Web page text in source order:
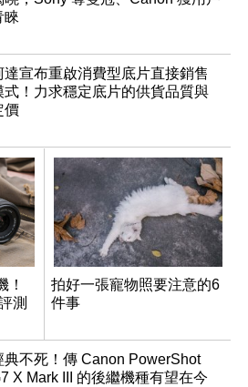
睞
達宣布重啟消費型底片直接銷售
式！力求穩定底片的供貨品質與
價
！
測
拍好一張寵物照要注意的6
件事
典不死！傳 Canon PowerShot
X Mark III 的後繼機種有望在今